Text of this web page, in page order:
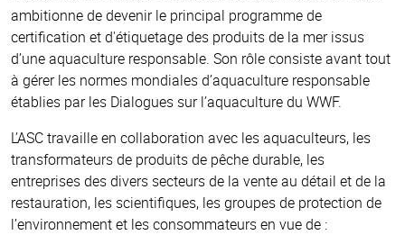
ambitionne de devenir le principal programme de
certification et d'étiquetage des produits de la mer issus
d’une aquaculture responsable. Son rôle consiste avant tout
à gérer les normes mondiales d’aquaculture responsable
établies par les Dialogues sur l’aquaculture du WWF.
L’ASC travaille en collaboration avec les aquaculteurs, les
transformateurs de produits de pêche durable, les
entreprises des divers secteurs de la vente au détail et de la
restauration, les scientifiques, les groupes de protection de
l’environnement et les consommateurs en vue de :